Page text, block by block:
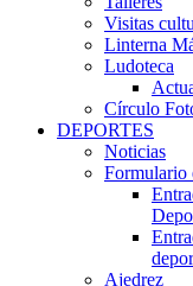
Visitas
Linterna
Ludoteca
Círculo
DEPORTES
Noticias
Formulario
Ajedrez